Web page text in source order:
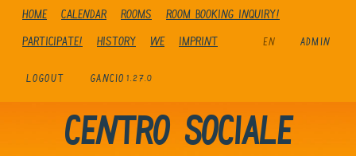
Home Calendar Rooms
Room booking inquiry!
Participate!
history We Imprint EN ADMIN
LOGOUT GANCIO 1.27.0
Centro Sociale